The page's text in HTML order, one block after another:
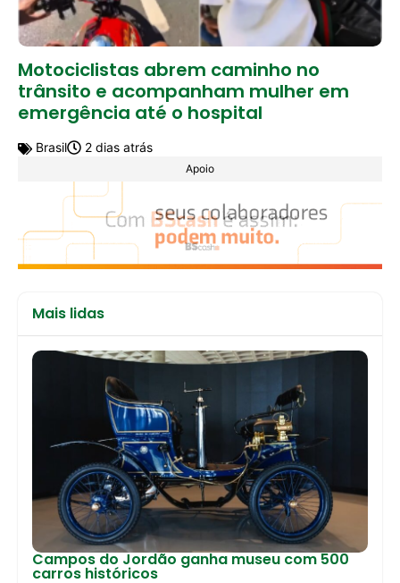
Motociclistas abrem caminho no
trânsito e acompanham mulher em
emergência até o hospital
Brasil 2 dias atrás
Apoio
Mais lidas
Campos do Jordão ganha museu com 500
carros históricos